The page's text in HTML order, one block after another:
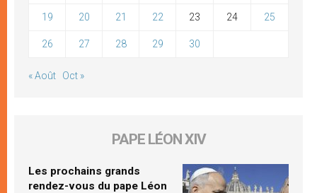
19 20 21 22 23 24 25
26 27 28 29 30
« Août Oct »
PAPE LÉON XIV
Les prochains grands
rendez-vous du pape Léon